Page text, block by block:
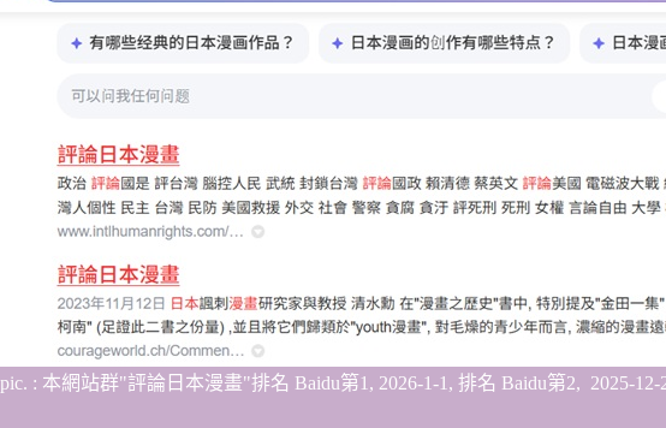
pic. : 本網站群"評論日本漫畫"排名 Baidu第1 , 2026-1-1, 排名 Baidu第2, 2025-12-